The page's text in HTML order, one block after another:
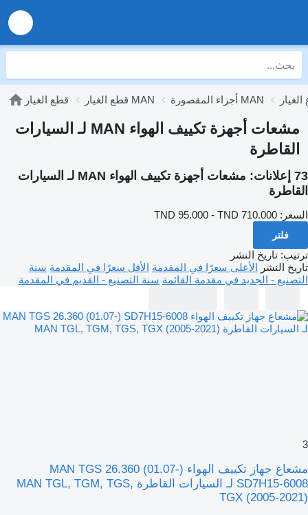
قطع الغيار قطع الغيار MAN أجزاء المقصورة MAN
مشعات أجهزة تكييف الهواء MAN لـ السيارات
القاطرة
73 إعلانات:
مشعات أجهزة تكييف الهواء MAN لـ السيارات
القاطرة
السعر: TND 95.000 - TND 710.000
فلتر
ترتيب: تاريخ النشر
تاريخ النشر الأعلى سعرًا في المقدمة الأقل سعرًا في المقدمة سنة
التصنيع - الجديد في مقدمة القائمة سنة التصنيع - القديم في المقدمة
3
مشعاع جهاز تكييف الهواء MAN TGS 26.360 (01.07-)
SD7H15-6008 لـ السيارات القاطرة MAN TGL, TGM, TGS,
TGX (2005-2021)